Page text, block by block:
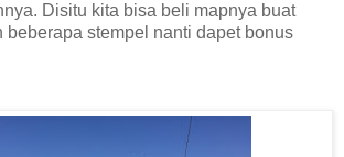
Disitu kita bisa beli mapnya buat
beberapa stempel nanti dapet bonus